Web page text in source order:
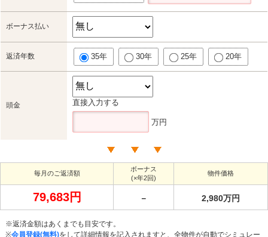
ボーナス払い
返済年数 35年 30年 25年 20年
頭金 直接入力する
万円
毎月のご返済額
ボーナス
(×年2回)
物件価格
79,683円 － 2,980万円
※返済金額はあくまでも目安です。
※会員登録(無料)をして詳細情報を記入されますと、全物件が自動でシミュレー